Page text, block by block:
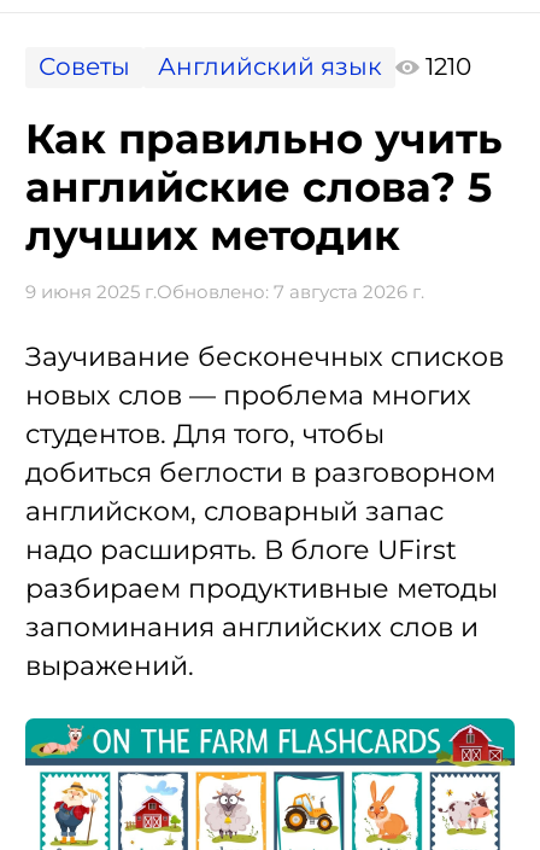
Советы Английский язык 1210
Как правильно учить
английские слова? 5
лучших методик
9 июня 2025 г.Обновлено: 7 августа 2026 г.
Заучивание бесконечных списков
новых слов — проблема многих
студентов. Для того, чтобы
добиться беглости в разговорном
английском, словарный запас
надо расширять. В блоге UFirst
разбираем продуктивные методы
запоминания английских слов и
выражений.